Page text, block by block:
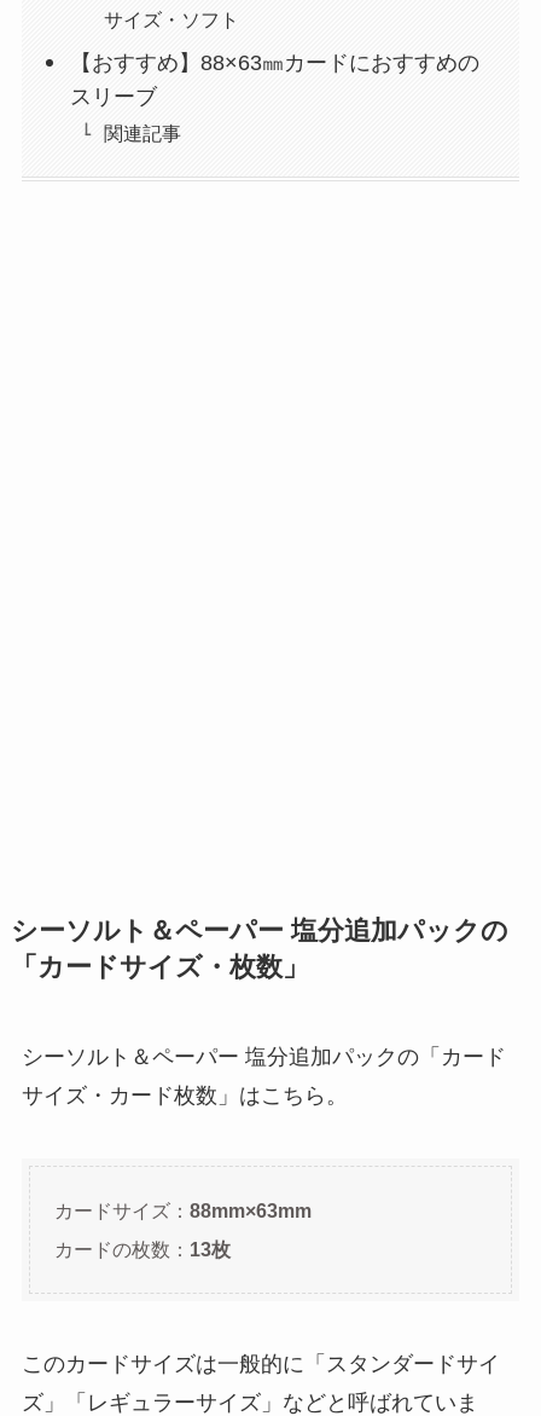
サイズ・ソフト
【おすすめ】88×63㎜カードにおすすめの
スリーブ
関連記事
シーソルト＆ペーパー 塩分追加パックの
「カードサイズ・枚数」
シーソルト＆ペーパー 塩分追加パックの「カード
サイズ・カード枚数」はこちら。
カードサイズ： 88mm×63mm
カードの枚数： 13枚
このカードサイズは一般的に「スタンダードサイ
ズ」「レギュラーサイズ」などと呼ばれていま